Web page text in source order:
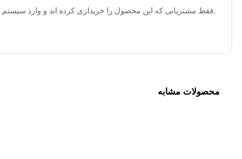
.فقط مشتریانی که این محصول را خریداری کرده اند و وارد سیستم
محصولات مشابه